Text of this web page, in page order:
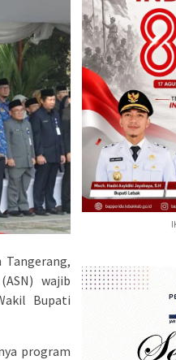
Tangerang,
wajib
Bupati
program